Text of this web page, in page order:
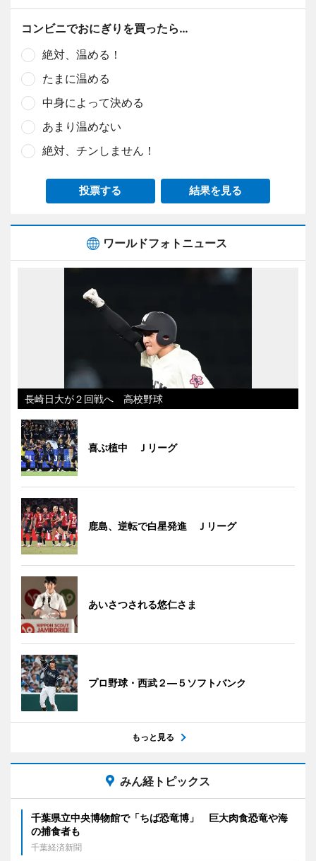
コンビニでおにぎりを買ったら…
絶対、温める！
たまに温める
中身によって決める
あまり温めない
絶対、チンしません！
投票する 結果を見る
ワールドフォトニュース
長崎日大が２回戦へ 高校野球
喜ぶ植中 Ｊリーグ
鹿島、逆転で白星発進 Ｊリーグ
あいさつされる悠仁さま
プロ野球・西武２―５ソフトバンク
もっと見る
みん経トピックス
千葉県立中央博物館で「ちば恐竜博」 巨大肉食恐竜や海
の捕食者も
千葉経済新聞